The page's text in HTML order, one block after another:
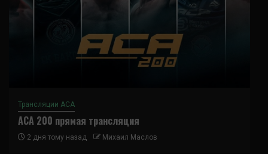
Трансляции ACA
ACA 200 прямая трансляция
2 дня тому назад Михаил Маслов